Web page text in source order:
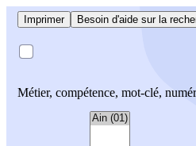
Imprimer Besoin d'aide sur la
Métier, compétence, mot-clé,